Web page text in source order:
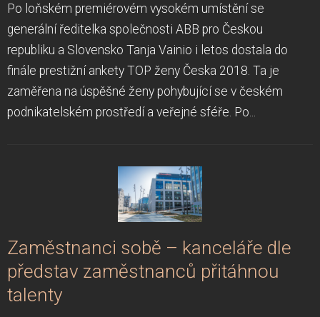
Po loňském premiérovém vysokém umístění se
generální ředitelka společnosti ABB pro Českou
republiku a Slovensko Tanja Vainio i letos dostala do
finále prestižní ankety TOP ženy Česka 2018. Ta je
zaměřena na úspěšné ženy pohybující se v českém
podnikatelském prostředí a veřejné sféře. Po...
Zaměstnanci sobě – kanceláře dle
představ zaměstnanců přitáhnou
talenty